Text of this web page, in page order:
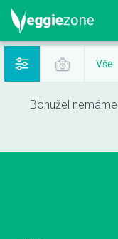
Vše
Bohužel